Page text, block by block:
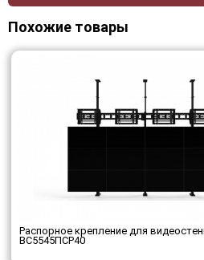
Похожие товары
Распорное крепление для
ВС5545ПСР40